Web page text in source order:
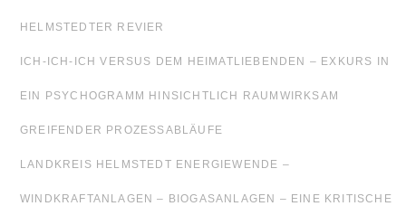
HELMSTEDTER REVIER
ICH-ICH-ICH VERSUS DEM HEIMATLIEBENDEN – EXKURS IN
EIN PSYCHOGRAMM HINSICHTLICH RAUMWIRKSAM
GREIFENDER PROZESSABLÄUFE
LANDKREIS HELMSTEDT ENERGIEWENDE –
WINDKRAFTANLAGEN – BIOGASANLAGEN – EINE KRITISCHE